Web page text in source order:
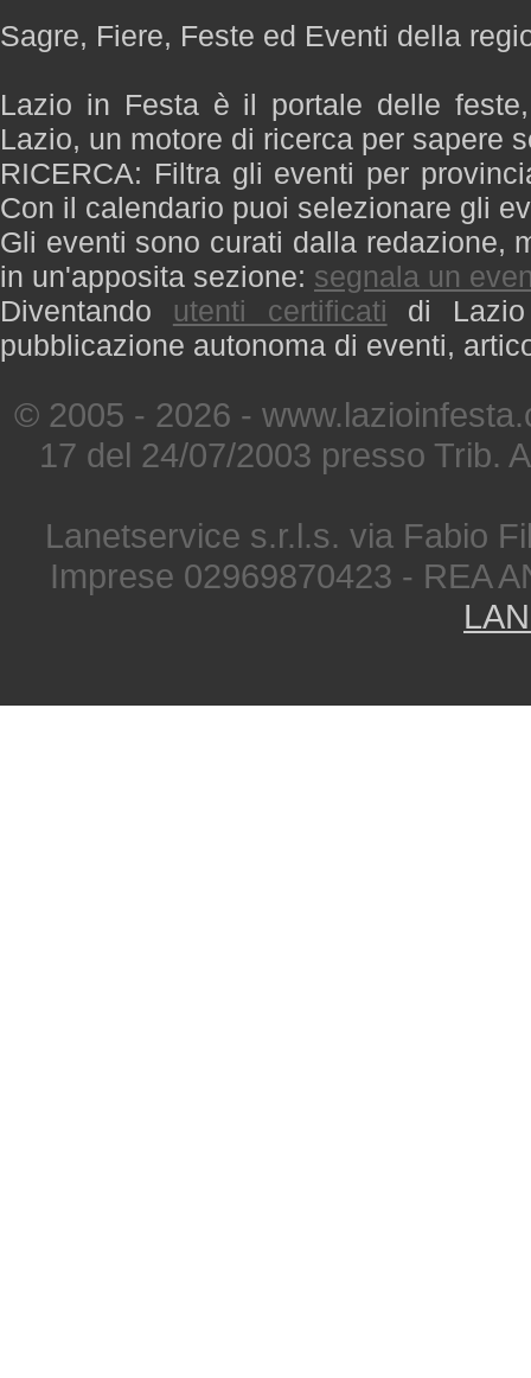
Sagre, Fiere, Feste ed Eventi della
Lazio in Festa è il portale delle
Lazio, un motore di ricerca per sapere
RICERCA: Filtra gli eventi per
Con il calendario puoi selezionare gli
Gli eventi sono curati dalla redazione,
in un'apposita sezione: segnala un
Diventando utenti certificati di
pubblicazione autonoma di eventi,
© 2005 - 2026 -
17 del 24/07/2003 presso Trib.
Lanetservice s.r.l.s. via Fabio
Imprese 02969870423 - REA